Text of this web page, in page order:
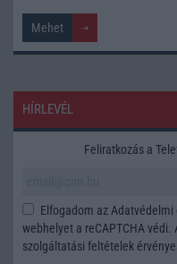
HÍRLEVÉL
Feliratkozás a
Elfogadom az Adatvédelmi
webhelyet a reCAPTCHA védi.
szolgáltatási feltételek